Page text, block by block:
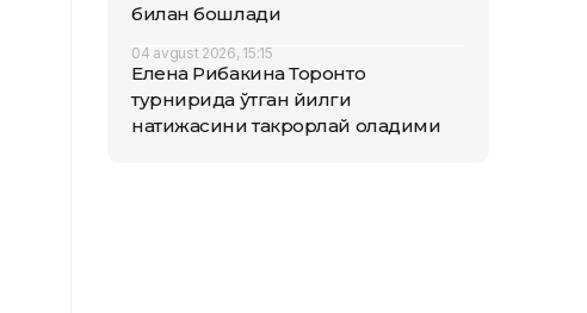
билан бошлади
04 avgust 2026, 15:15
Елена Рибакина Торонто
турнирида ўтган йилги
натижасини такрорлай оладими